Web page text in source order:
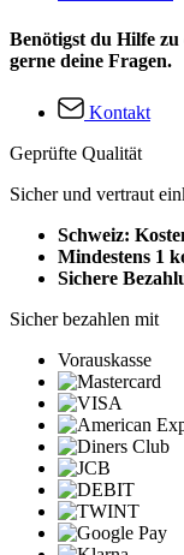
Benötigst du Hilfe
gerne deine Fragen.
Kontakt
Geprüfte Qualität
Sicher und vertraut
Schweiz:
Mindestens 1
Sichere
Sicher bezahlen mit
Vorauskasse